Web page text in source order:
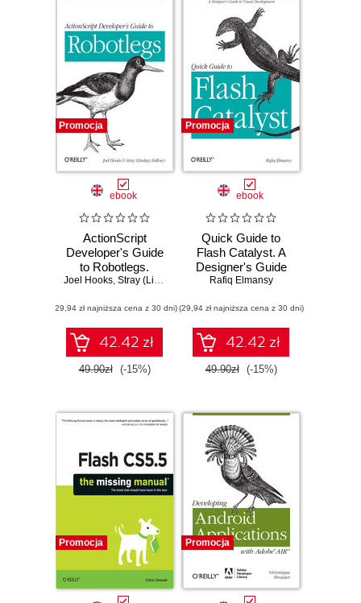
Promocja
ebook
ActionScript
Developer's Guide
to Robotlegs.
Building Flexible
Applications
Joel Hooks, Stray (Lindsey Fallow)
(29,94 zł najniższa cena z 30 dni)
42.42 zł
49.90zł (-15%)
Promocja
ebook
Quick Guide to
Flash Catalyst. A
Designer's Guide
to Visual
Rafiq Elmansy
(29,94 zł najniższa cena z 30 dni)
42.42 zł
49.90zł (-15%)
Promocja Promocja